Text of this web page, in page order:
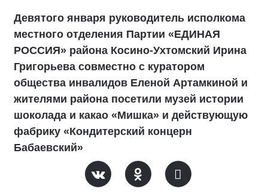
Девятого января руководитель исполкома
местного отделения Партии «ЕДИНАЯ
РОССИЯ» района Косино-Ухтомский Ирина
Григорьева совместно с куратором
общества инвалидов Еленой Артамкиной и
жителями района посетили музей истории
шоколада и какао «Мишка» и действующую
фабрику «Кондитерский концерн
Бабаевский»